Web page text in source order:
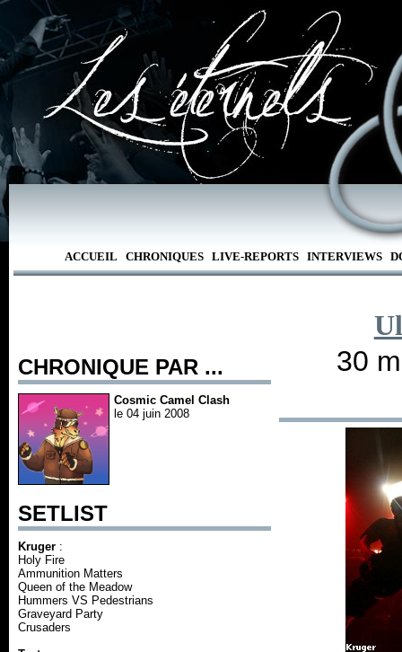
ACCUEIL CHRONIQUES LIVE-REPORTS INTERVIEWS
CHRONIQUE PAR ...
Cosmic Camel Clash
le 04 juin 2008
SETLIST
Kruger :
Holy Fire
Ammunition Matters
Queen of the Meadow
Hummers VS Pedestrians
Graveyard Party
Crusaders
30